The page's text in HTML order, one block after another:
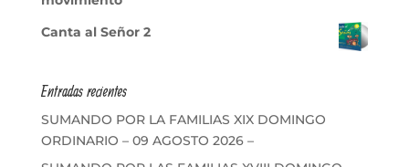
Canta al Señor 2
Entradas recientes
SUMANDO POR LA FAMILIAS XIX DOMINGO
ORDINARIO – 09 AGOSTO 2026 –